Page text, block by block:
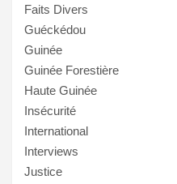
Faits Divers
Guéckédou
Guinée
Guinée Forestière
Haute Guinée
Insécurité
International
Interviews
Justice